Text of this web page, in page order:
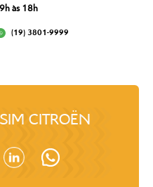
às 18h
(19) 3801-9999
SIM CITROËN